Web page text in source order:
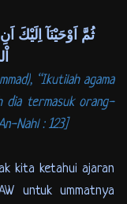
ثُمَّ اَوْحَيْنَآ اِلَيْكَ
“Ikutilah agama
dia termasuk orang-
Nahl : 123]
kita ketahui ajaran
untuk ummatnya